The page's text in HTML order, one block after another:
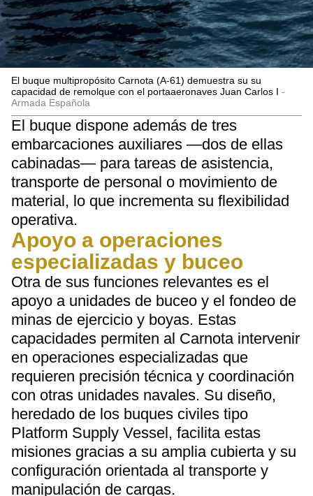
El buque multipropósito Carnota (A-61) demuestra su su
capacidad de remolque con el portaaeronaves Juan Carlos I
Armada Española
El buque dispone además de tres
embarcaciones auxiliares —dos de ellas
cabinadas— para tareas de asistencia,
transporte de personal o movimiento de
material, lo que incrementa su flexibilidad
operativa.
Apoyo a operaciones
especializadas y buceo
Otra de sus funciones relevantes es el
apoyo a unidades de buceo y el fondeo de
minas de ejercicio y boyas. Estas
capacidades permiten al Carnota intervenir
en operaciones especializadas que
requieren precisión técnica y coordinación
con otras unidades navales. Su diseño,
heredado de los buques civiles tipo
Platform Supply Vessel, facilita estas
misiones gracias a su amplia cubierta y su
configuración orientada al transporte y
manipulación de cargas.